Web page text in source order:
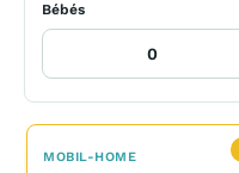
Bébés
MOBIL-HOME